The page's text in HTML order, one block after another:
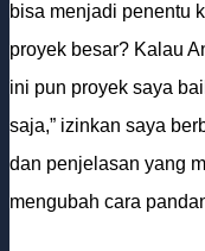
bisa menjadi penentu
proyek besar? Kalau
ini pun proyek saya
saja,” izinkan saya
dan penjelasan yang
mengubah cara